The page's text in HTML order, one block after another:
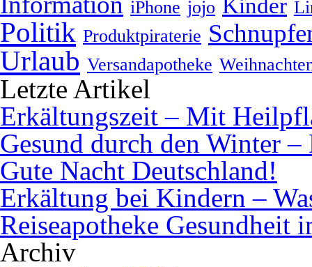
iPhone jojo Kinder
Politik Produktpiraterie
Urlaub Versandapotheke
Letzte Artikel
Erkältungszeit – Mit
Gesund durch den Winter
Gute Nacht Deutschland!
Erkältung bei Kindern –
Reiseapotheke Gesundheit
Archiv